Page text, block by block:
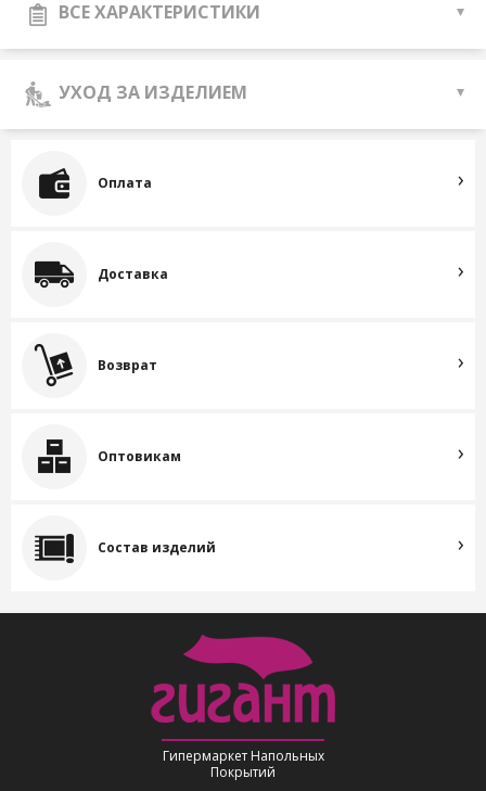
ВСЕ ХАРАКТЕРИСТИКИ
УХОД ЗА ИЗДЕЛИЕМ
Оплата
Доставка
Возврат
Оптовикам
Состав изделий
Гипермаркет Напольных
Покрытий